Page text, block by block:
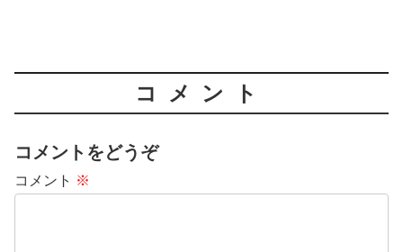
コメント
コメントをどうぞ
コメント ※